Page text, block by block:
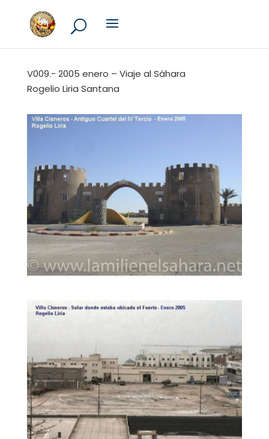
V009.- 2005 enero – Viaje al Sáhara
Rogelio Liria Santana